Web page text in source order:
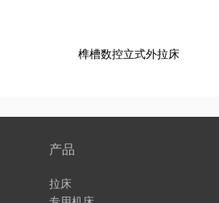
榫槽数控立式外拉床
产品
拉床